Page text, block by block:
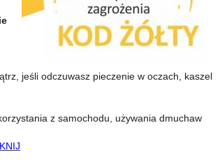
jeśli odczuwasz pieczenie w oczach, kaszel
z samochodu, używania dmuchaw